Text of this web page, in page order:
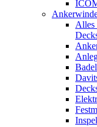
Alles